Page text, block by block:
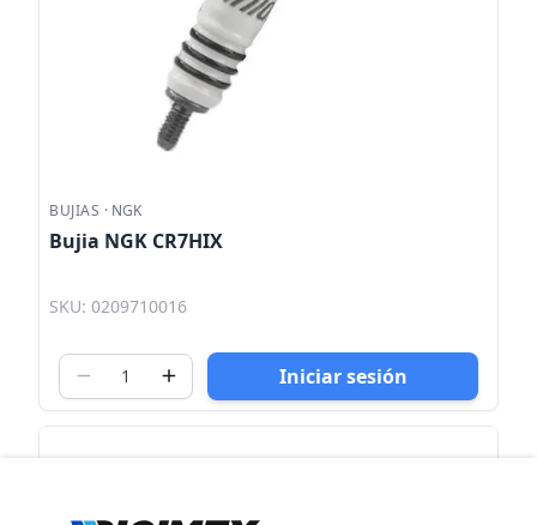
BUJIAS · NGK
Bujia NGK CR7HIX
SKU: 0209710016
Iniciar sesión